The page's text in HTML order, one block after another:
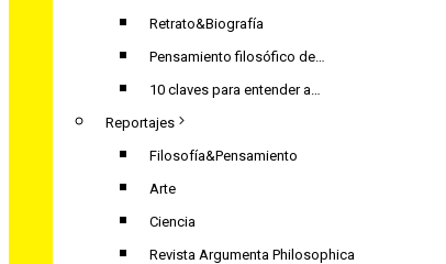
Retrato&Biografía
Pensamiento filosófico de…
10 claves para entender a…
Reportajes
Filosofía&Pensamiento
Arte
Ciencia
Revista Argumenta Philosophica